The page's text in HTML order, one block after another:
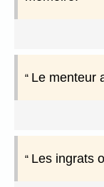
Le menteur
Les ingrats